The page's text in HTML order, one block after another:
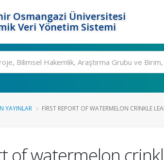
Osmangazi Üniversitesi
Veri Yönetim Sistemi
YAYINLAR FIRST REPORT OF WATERMELON CRINKLE
of watermelon